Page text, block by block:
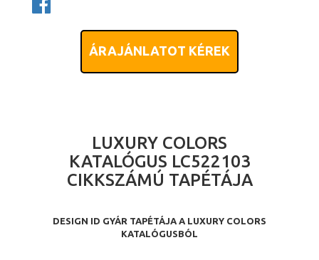
ÁRAJÁNLATOT KÉREK
LUXURY COLORS
KATALÓGUS LC522103
CIKKSZÁMÚ TAPÉTÁJA
DESIGN ID GYÁR TAPÉTÁJA A LUXURY COLORS
KATALÓGUSBÓL